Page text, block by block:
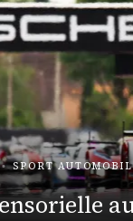
SPORT